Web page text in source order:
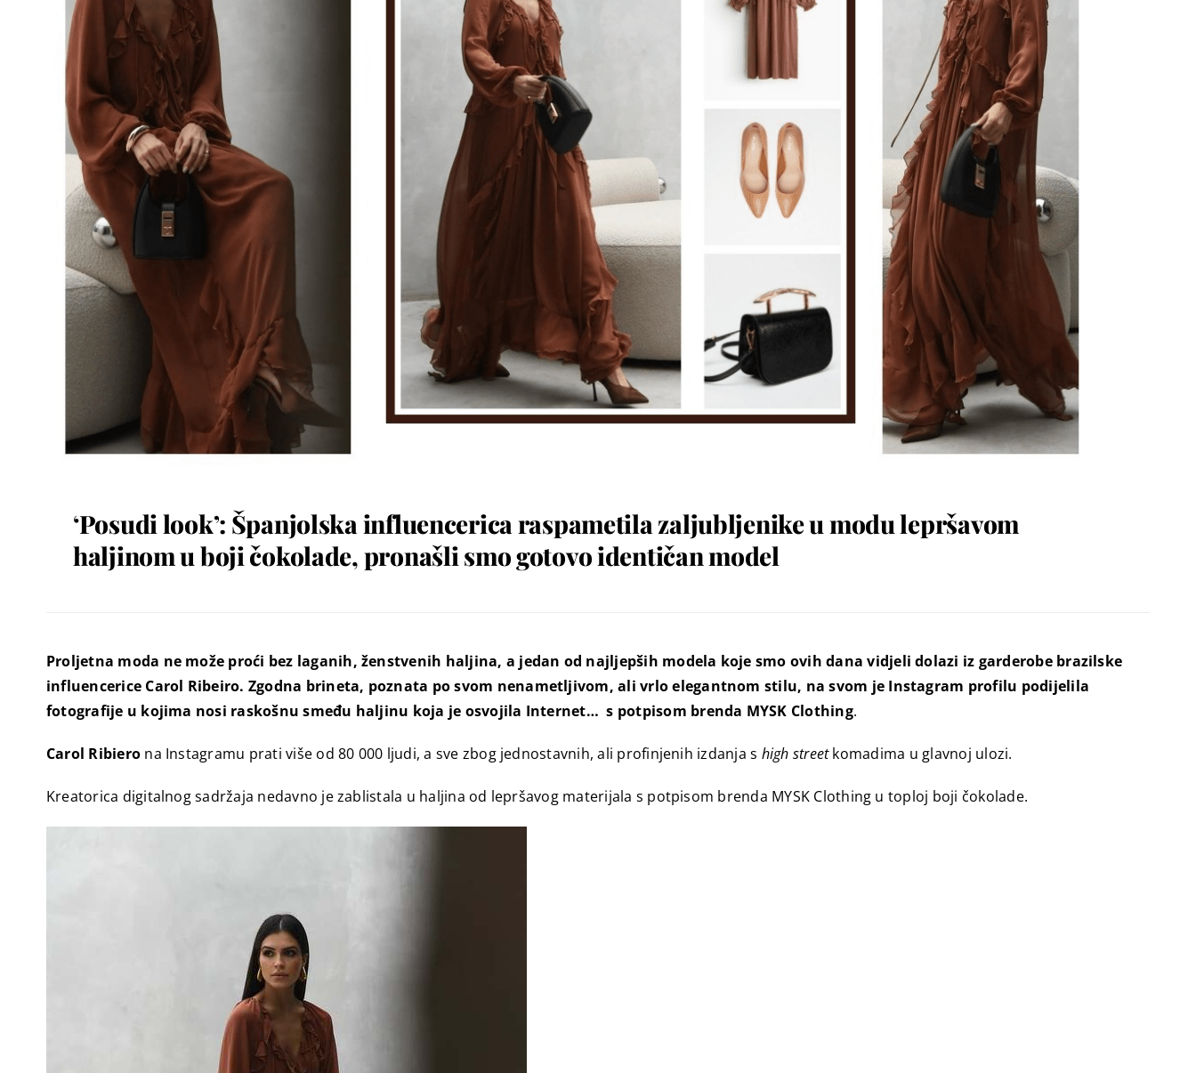
‘Posudi look’: Španjolska influencerica raspametila zaljubljenike u modu lepršavom
haljinom u boji čokolade, pronašli smo gotovo identičan model
Proljetna moda ne može proći bez laganih, ženstvenih haljina, a jedan od najljepših modela koje smo ovih dana vidjeli dolazi iz garderobe brazilske
influencerice Carol Ribeiro. Zgodna brineta, poznata po svom nenametljivom, ali vrlo elegantnom stilu, na svom je Instagram profilu podijelila
fotografije u kojima nosi raskošnu smeđu haljinu koja je osvojila Internet… s potpisom brenda MYSK Clothing.
Carol Ribiero na Instagramu prati više od 80 000 ljudi, a sve zbog jednostavnih, ali profinjenih izdanja s high streetkomadima u glavnoj ulozi.
Kreatorica digitalnog sadržaja nedavno je zablistala u haljina od lepršavog materijala s potpisom brenda MYSK Clothing u toploj boji čokolade.